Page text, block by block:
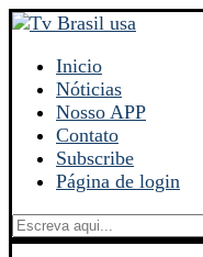
Inicio
Nóticias
Nosso APP
Contato
Subscribe
Página de login